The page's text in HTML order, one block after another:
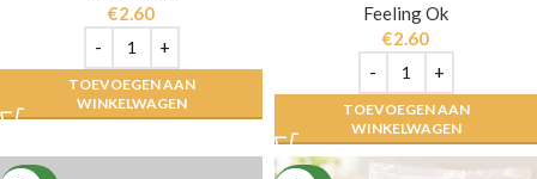
€2.60
TOEVOEGEN AAN
WINKELWAGEN
Feeling Ok
€2.60
TOEVOEGEN AAN
WINKELWAGEN